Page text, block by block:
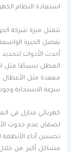
استعادة النظام
تتمثل ميزة شركة
بفضل الخبرة
أحدث الأدوات
العطل بسيطًا مثل
معقدة مثل الأعطال
سرعة الاستجابة
كهربائي منازل في
لضمان عدم حدوث
تحسين أداء الأنظمة
مشاكل أكبر. من